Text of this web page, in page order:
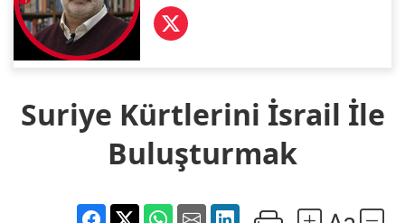
Suriye Kürtlerini İsrail İle
Buluşturmak